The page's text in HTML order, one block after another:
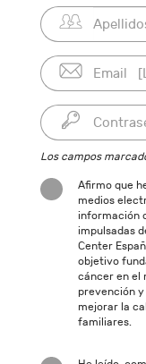
Los campos
Afirmo que
medios
información
impulsadas
Center
objetivo
cáncer en el
prevención
mejorar la
familiares.